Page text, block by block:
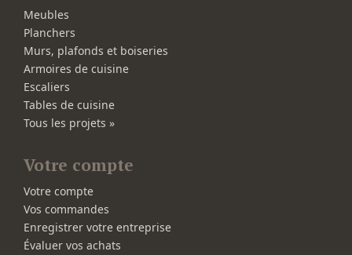
Meubles
Planchers
Murs, plafonds et boiseries
Armoires de cuisine
Escaliers
Tables de cuisine
Tous les projets »
Votre compte
Votre compte
Vos commandes
Enregistrer votre entreprise
Évaluer vos achats